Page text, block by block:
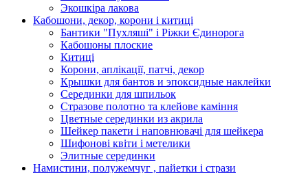
Экошкiра лакова
Кабошони, декор, корони і китиці
Бантики "Пухляші" і Ріжки Єдинорога
Кабошоны плоские
Китиці
Корони, аплікації, патчі, декор
Крышки для бантов и эпоксидные наклейки
Серединки для шпильок
Стразове полотно та клейове каміння
Цветные серединки из акрила
Шейкер пакети і наповнювачі для шейкера
Шифонові квіти і метелики
Элитные серединки
Намистини, полужемчуг , пайетки і стрази